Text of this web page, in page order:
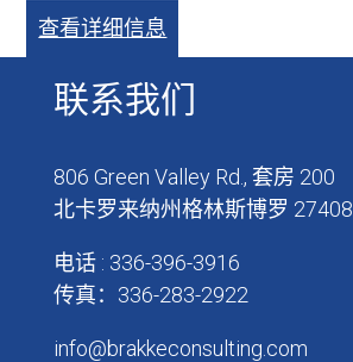
查看详细信息
联系我们
806 Green Valley Rd., 套房 200
北卡罗来纳州格林斯博罗 27408
电话 : 336-396-3916
传真：336-283-2922
info@brakkeconsulting.com